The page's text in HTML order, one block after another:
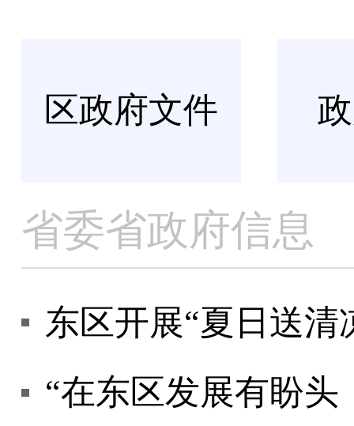
区政府文件
省委省政府信息